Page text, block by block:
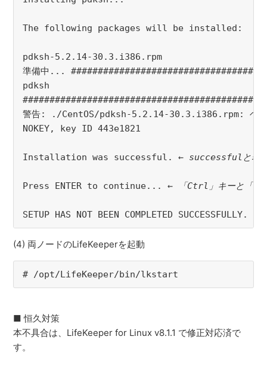
The following packages will be installed:
pdksh-5.2.14-30.3.i386.rpm
準備中...
pdksh
警告: ./CentOS/pdksh-5.2.14-30.3.i386.rpm: ヘ
NOKEY, key ID 443e1821
Installation was successful. ← successfulと表示
Press ENTER to continue... ← 「Ctrl」キーと「C」
SETUP HAS NOT BEEN COMPLETED SUCCESSFULLY.
(4) 両ノードのLifeKeeperを起動
# /opt/LifeKeeper/bin/lkstart
■ 恒久対策
本不具合は、LifeKeeper for Linux v8.1.1 で修正対応済で
す。